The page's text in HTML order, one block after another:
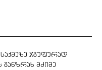
საქმეზე ჯგუფურად
მძიმე